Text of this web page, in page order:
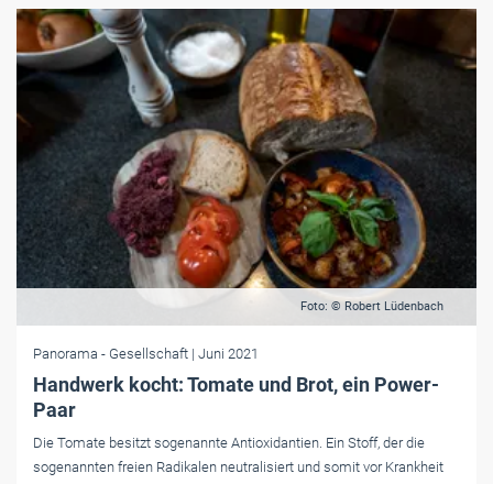
Foto: © Robert Lüdenbach
Panorama - Gesellschaft | Juni 2021
Handwerk kocht: Tomate und Brot, ein Power-
Paar
Die Tomate besitzt sogenannte Antioxidantien. Ein Stoff, der die
sogenannten freien Radikalen neutralisiert und somit vor Krankheit